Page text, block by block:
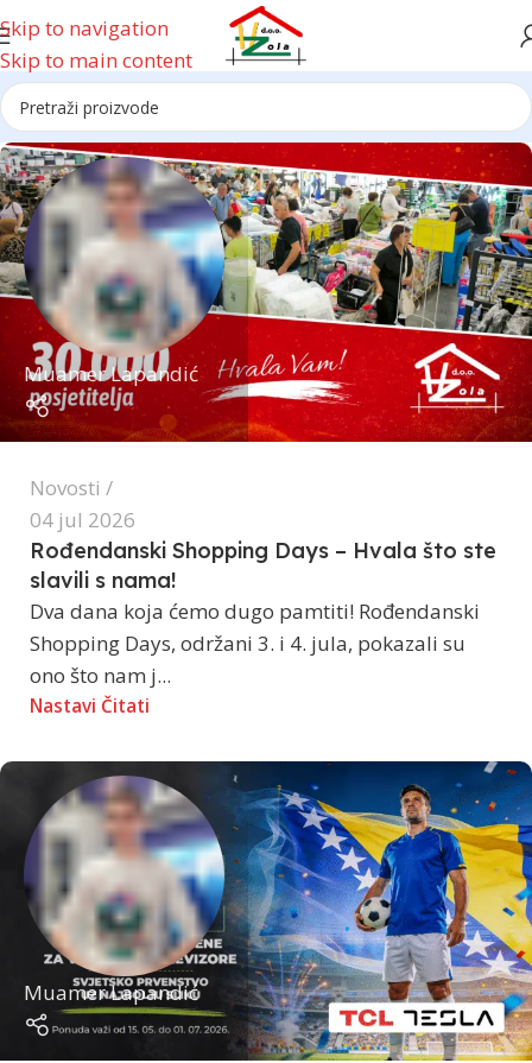
Skip to navigation
Skip to main content
Muamer Lapandić
Novosti
04 jul 2026
Rođendanski Shopping Days – Hvala što ste
slavili s nama!
Dva dana koja ćemo dugo pamtiti! Rođendanski
Shopping Days, održani 3. i 4. jula, pokazali su
ono što nam j...
Nastavi Čitati
Muamer Lapandić